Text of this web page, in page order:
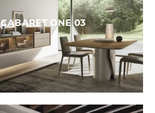
CABARET ONE 03